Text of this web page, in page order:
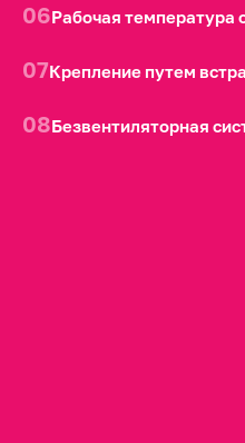
06Рабочая температура
07Крепление путем
08Безвентиляторная